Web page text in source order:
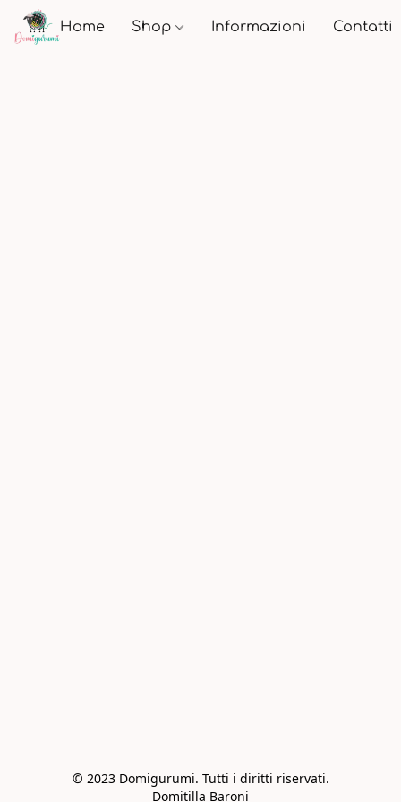
Home Shop Informazioni Contatti
© 2023 Domigurumi. Tutti i diritti riservati.
Domitilla Baroni